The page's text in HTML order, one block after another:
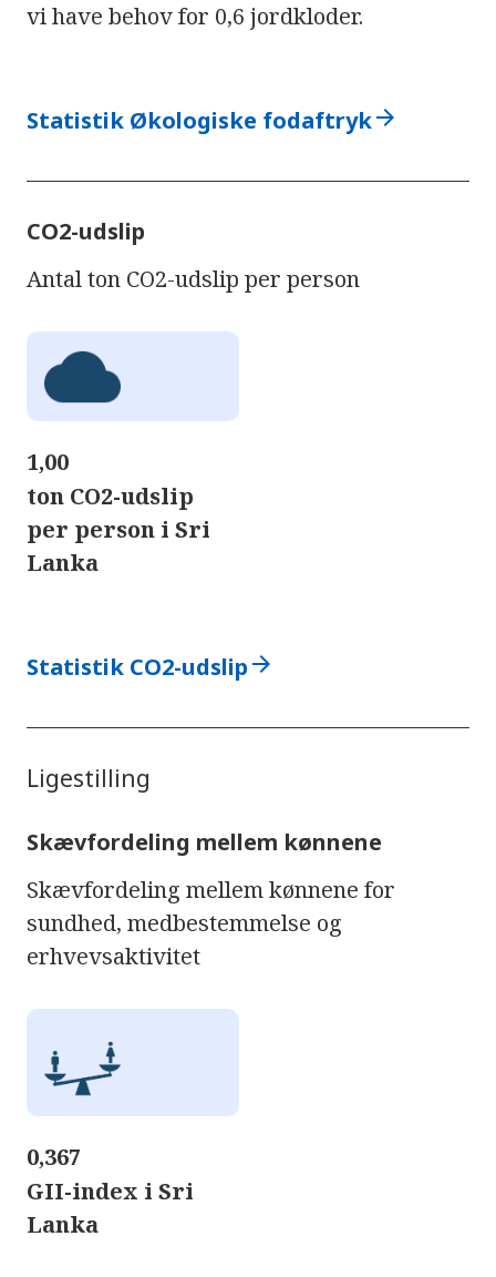
vi have behov for 0,6 jordkloder.
Statistik Økologiske fodaftrykarrow_forward
CO2-udslip
Antal ton CO2-udslip per person
1,00
ton CO2-udslip
per person i Sri
Lanka
Statistik CO2-udslip arrow_forward
Ligestilling
Skævfordeling mellem kønnene
Skævfordeling mellem kønnene for
sundhed, medbestemmelse og
erhvevsaktivitet
0,367
GII-index i Sri
Lanka